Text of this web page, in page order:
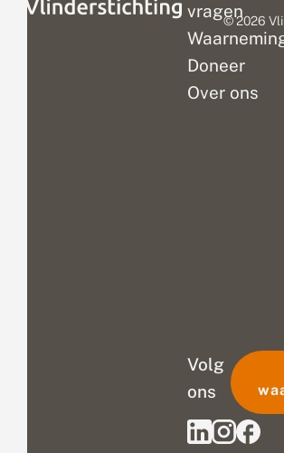
vragen
Doneer
Over ons
Volg
ons
© 2026